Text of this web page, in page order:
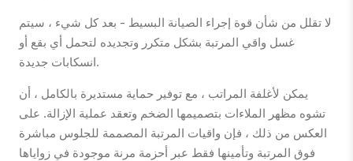
لا تقلل من شأن قوة إجراء الصيانة البسيط - بعد كل شيء ، سيتم
غسل واقي المرتبة بشكل متكرر وتجديده لتحمل أي بقع أو
انسكابات جديدة.
يمكن لأغلفة المراتب ، مع توفير حماية مستديرة بالكامل ، أن
تشوه مظهر الملاءات بتصميمها الضخم وتعقد عملية الإزالة. على
العكس من ذلك ، فإن واقيات المرتبة المصممة للجلوس مباشرة
فوق المرتبة وتأمينها فقط عبر أحزمة مرنة موجودة في زواياها